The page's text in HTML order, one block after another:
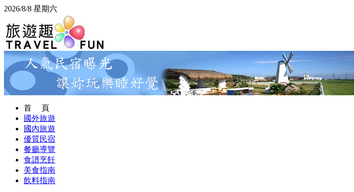
2026/8/8 星期六
首 頁
國外旅遊
國內旅遊
優質民宿
餐廳導覽
食譜烹飪
美食指南
飲料指南